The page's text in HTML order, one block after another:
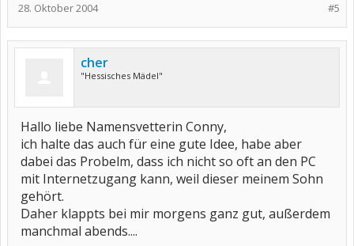
#5
28. Oktober 2004
cher
"Hessisches Mädel"
Hallo liebe Namensvetterin Conny,
ich halte das auch für eine gute Idee, habe aber
dabei das Probelm, dass ich nicht so oft an den PC
mit Internetzugang kann, weil dieser meinem Sohn
gehört.
Daher klappts bei mir morgens ganz gut, außerdem
manchmal abends....